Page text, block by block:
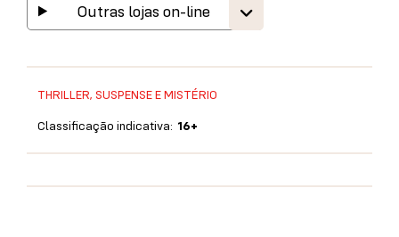
Outras lojas on-line
THRILLER, SUSPENSE E MISTÉRIO
Classificação indicativa: 16+